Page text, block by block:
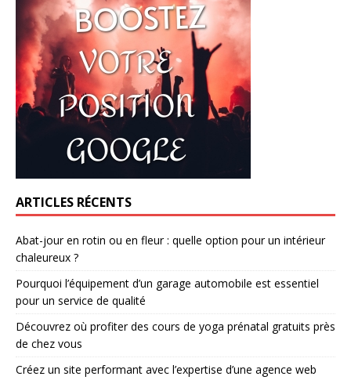
ARTICLES RÉCENTS
Abat-jour en rotin ou en fleur : quelle option pour un intérieur
chaleureux ?
Pourquoi l’équipement d’un garage automobile est essentiel
pour un service de qualité
Découvrez où profiter des cours de yoga prénatal gratuits près
de chez vous
Créez un site performant avec l’expertise d’une agence web